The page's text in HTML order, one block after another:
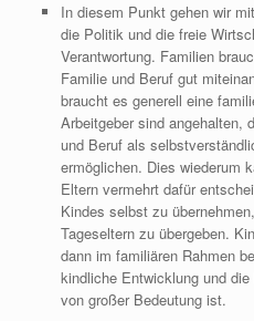
In diesem Punkt gehen wir
die Politik und die freie
Verantwortung. Familien
Familie und Beruf gut
braucht es generell eine
Arbeitgeber sind angehalten,
und Beruf als
ermöglichen. Dies wiederum
Eltern vermehrt dafür
Kindes selbst zu
Tageseltern zu übergeben.
dann im familiären Rahmen
kindliche Entwicklung und
von großer Bedeutung ist.